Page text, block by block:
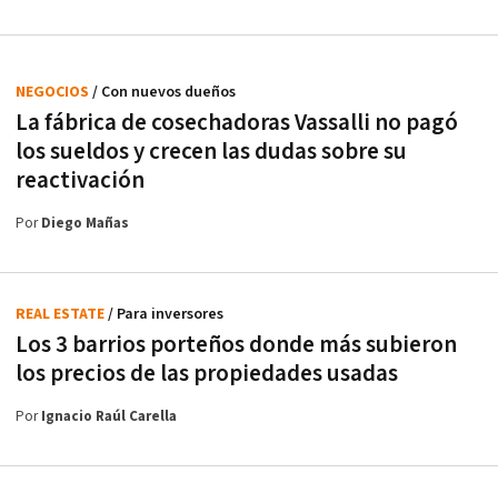
La fábrica de cosechadoras Vassalli no pagó
los sueldos y crecen las dudas sobre su
reactivación
NEGOCIOS / Con nuevos dueños
PorDiego Mañas
Los 3 barrios porteños donde más subieron
los precios de las propiedades usadas
REAL ESTATE/ Para inversores
PorIgnacio Raúl Carella